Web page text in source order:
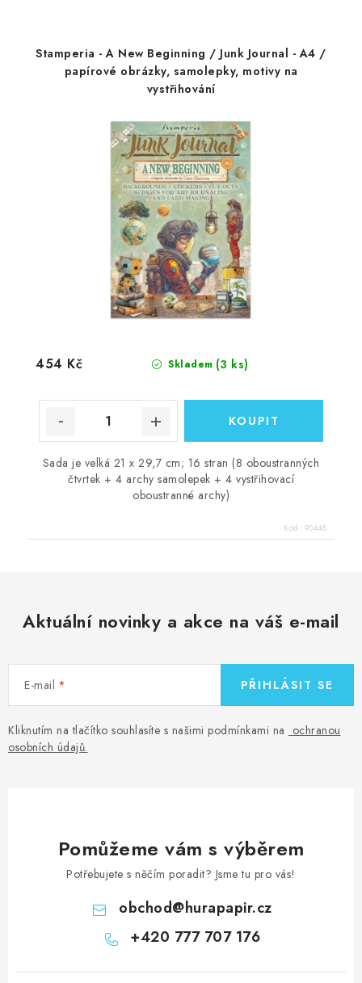
Stamperia - A New Beginning / Junk Journal - A4 /
papírové obrázky, samolepky, motivy na
vystřihování
Skladem (3 ks)
454 Kč
Sada je velká 21 x 29,7 cm; 16 stran (8 oboustranných
čtvrtek + 4 archy samolepek + 4 vystřihovací
oboustranné archy)
Kód: 90448
Aktuální novinky a akce na váš e-mail
E-mail
Kliknutím na tlačítko souhlasíte s našimi podmínkami na ochranou
osobních údajů.
PŘIHLÁSIT SE
Pomůžeme vám s výběrem
Potřebujete s něčím poradit? Jsme tu pro vás!
obchod@hurapapir.cz
+420 777 707 176